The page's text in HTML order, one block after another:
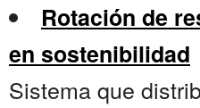
Rotación de
en sostenibilidad
Sistema que